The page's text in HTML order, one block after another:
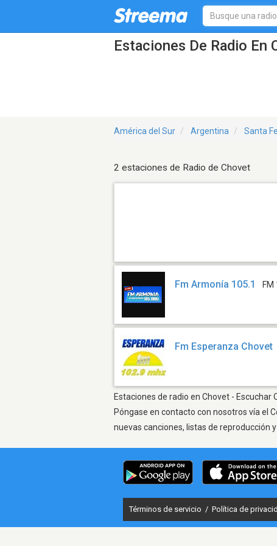
Estaciones De Radio En
América del Sur Argentina Santa Fe
2 estaciones de Radio de Chovet
Fm Armonía 105.1 FM
Fm Esperanza Chovet
Estaciones de radio en Chovet -
Póngase en contacto con nosotros vía el
nuevas canciones, listas de reproducción
Términos de servicio / Política de